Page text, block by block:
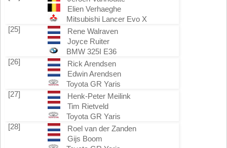
Elien Verhaeghe
Mitsubishi Lancer Evo X
[25]
Rene Walraven
Joyce Ruiter
BMW 325I E36
[26]
Rick Arendsen
Edwin Arendsen
Toyota GR Yaris
[27]
Henk-Peter Meilink
Tim Rietveld
Toyota GR Yaris
[28]
Roel van der Zanden
Gijs Boom